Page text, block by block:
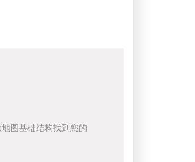
图基础结构找到您的